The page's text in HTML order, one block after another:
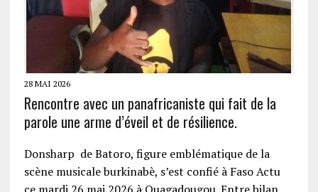
28 MAI 2026
Rencontre avec un panafricaniste qui fait de la
parole une arme d’éveil et de résilience.
Donsharp de Batoro, figure emblématique de la
scène musicale burkinabè, s’est confié à Faso Actu